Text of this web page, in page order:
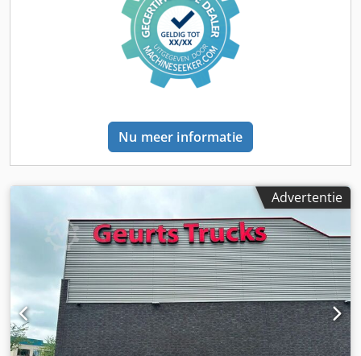
Nu meer informatie
Advertentie